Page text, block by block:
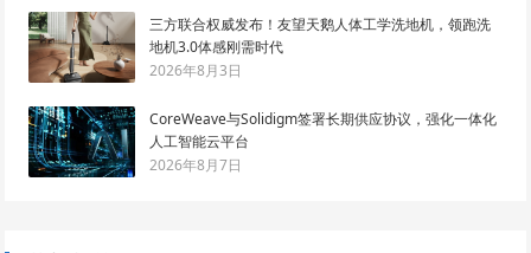
三方联合权威发布！友望天鹅人体工学洗地机，领跑洗
地机3.0体感刚需时代
2026年8月3日
CoreWeave与Solidigm签署长期供应协议，强化一体化
人工智能云平台
2026年8月7日